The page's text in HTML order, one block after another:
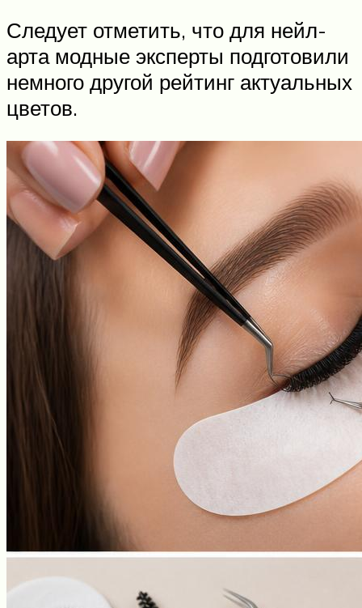
Следует отметить, что для нейл-
арта модные эксперты подготовили
немного другой рейтинг актуальных
цветов.